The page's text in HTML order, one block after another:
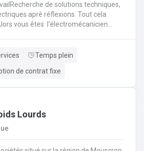
de solutions techniques,
aprè réflexions. Tout cela
vous êtes l'électromécanicien
missions en intervention directe
Temps plein
de contrat fixe
Lourds